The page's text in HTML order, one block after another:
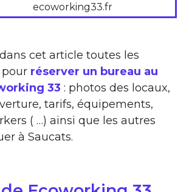
ecoworking33.fr
cet article toutes les
réserver un bureau au
33 : photos des locaux,
tarifs, équipements,
( …) ainsi que les autres
à Saucats.